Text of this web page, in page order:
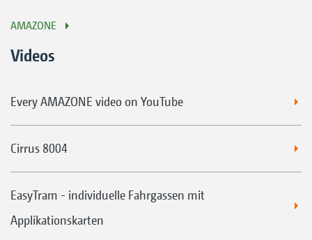
AMAZONE
Videos
Every AMAZONE video on YouTube
Cirrus 8004
EasyTram - individuelle Fahrgassen mit
Applikationskarten